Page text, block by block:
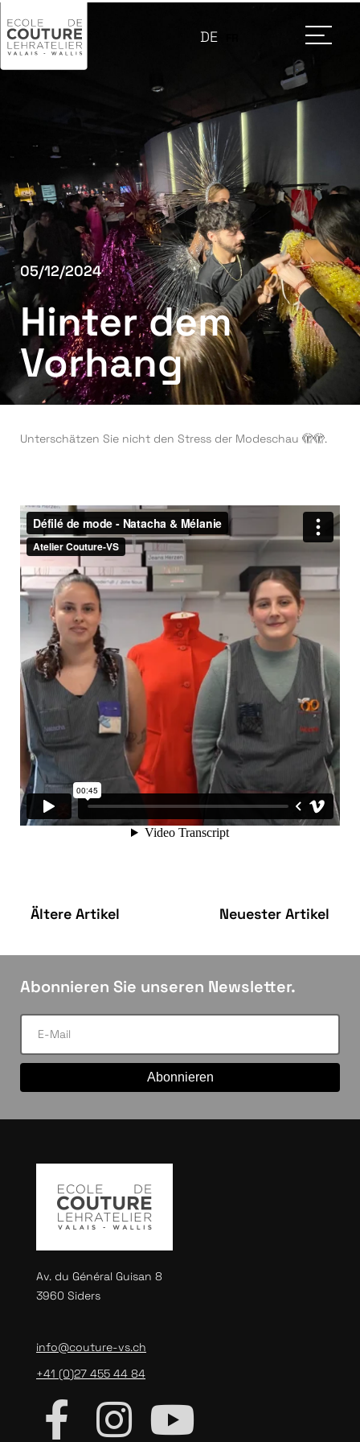
DE
05/12/2024
Hinter dem
Vorhang
Unterschätzen Sie nicht den Stress der Modeschau 🫣🫣.
Ältere Artikel Neuester Artikel
Abonnieren Sie unseren Newsletter.
Abonnieren
Av. du Général Guisan 8
3960 Siders
info@couture-vs.ch
+41 (0)27 455 44 84